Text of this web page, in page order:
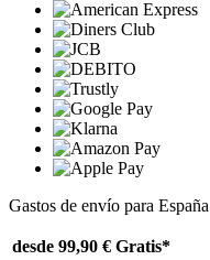
Gastos de envío para España
desde 99,90 € Gratis*